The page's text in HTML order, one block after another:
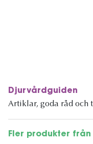
Djurvårdguiden
Artiklar, goda råd och
Fler produkter från